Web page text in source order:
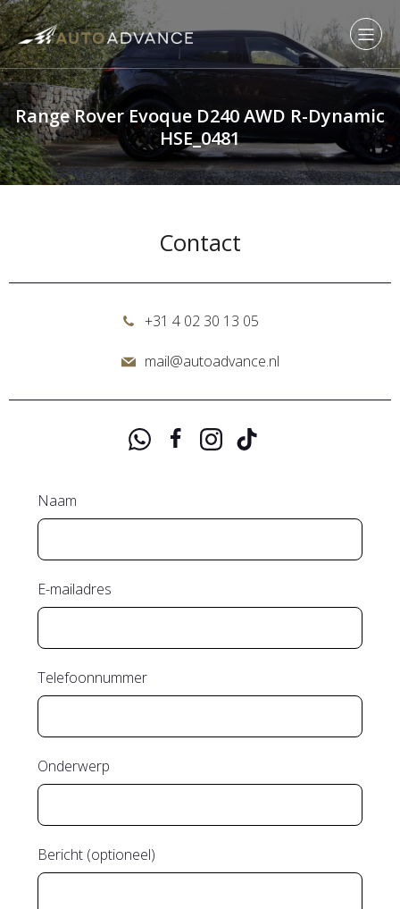
Range Rover Evoque D240 AWD R-Dynamic
HSE_0481
Contact
+31 4 02 30 13 05
mail@autoadvance.nl
Naam
E-mailadres
Telefoonnummer
Onderwerp
Bericht (optioneel)